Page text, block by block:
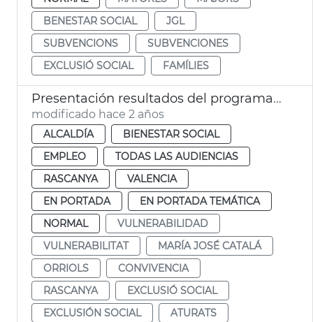
BENESTAR SOCIAL
JGL
SUBVENCIONS
SUBVENCIONES
EXCLUSIÓ SOCIAL
FAMÍLIES
Presentación resultados del programa Inter Orriols
modificado hace 2 años
ALCALDÍA
BIENESTAR SOCIAL
EMPLEO
TODAS LAS AUDIENCIAS
RASCANYA
VALENCIA
EN PORTADA
EN PORTADA TEMÁTICA
NORMAL
VULNERABILIDAD
VULNERABILITAT
MARÍA JOSÉ CATALÁ
ORRIOLS
CONVIVENCIA
RASCANYA
EXCLUSIÓ SOCIAL
EXCLUSIÓN SOCIAL
ATURATS